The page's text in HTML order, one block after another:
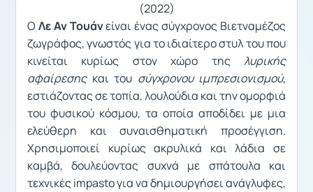
(2022)
Ο Λε Αν Τουάνείναι ένας σύγχρονος Βιετναμέζος
ζωγράφος, γνωστός για το ιδιαίτερο στυλ του που
κινείται κυρίως στον χώρο της λυρικής
αφαίρεσηςκαι του σύγχρονου ιμπρεσιονισμού,
εστιάζοντας σε τοπία, λουλούδια και την ομορφιά
του φυσικού κόσμου, τα οποία αποδίδει με μια
ελεύθερη και συναισθηματική προσέγγιση.
Χρησιμοποιεί κυρίως ακρυλικά και λάδια σε
καμβά, δουλεύοντας συχνά με σπάτουλα και
τεχνικές impasto για να δημιουργήσει ανάγλυφες,